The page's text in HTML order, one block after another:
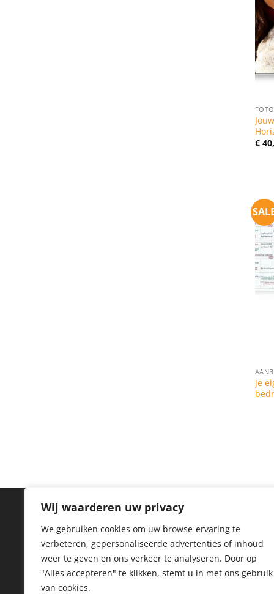
Wij waarderen uw privacy
We gebruiken cookies om uw browse-ervaring te
verbeteren, gepersonaliseerde advertenties of inhoud
weer te geven en ons verkeer te analyseren. Door op
"Alles accepteren" te klikken, stemt u in met ons gebruik
van cookies.
€
Je